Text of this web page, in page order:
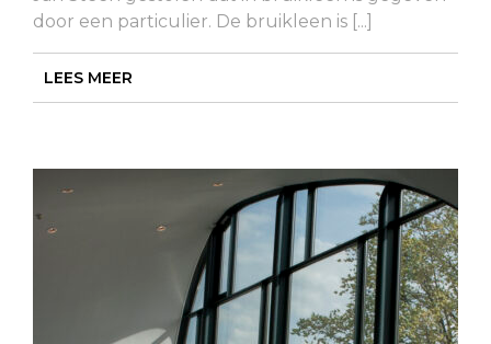
door een particulier. De bruikleen is [...]
LEES MEER